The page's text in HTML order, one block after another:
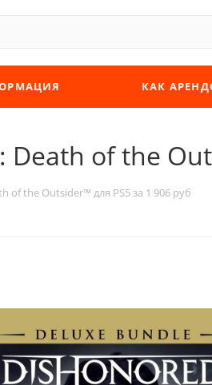
КАК
of the
of the Outsider™ для PS5 за 1 906 руб